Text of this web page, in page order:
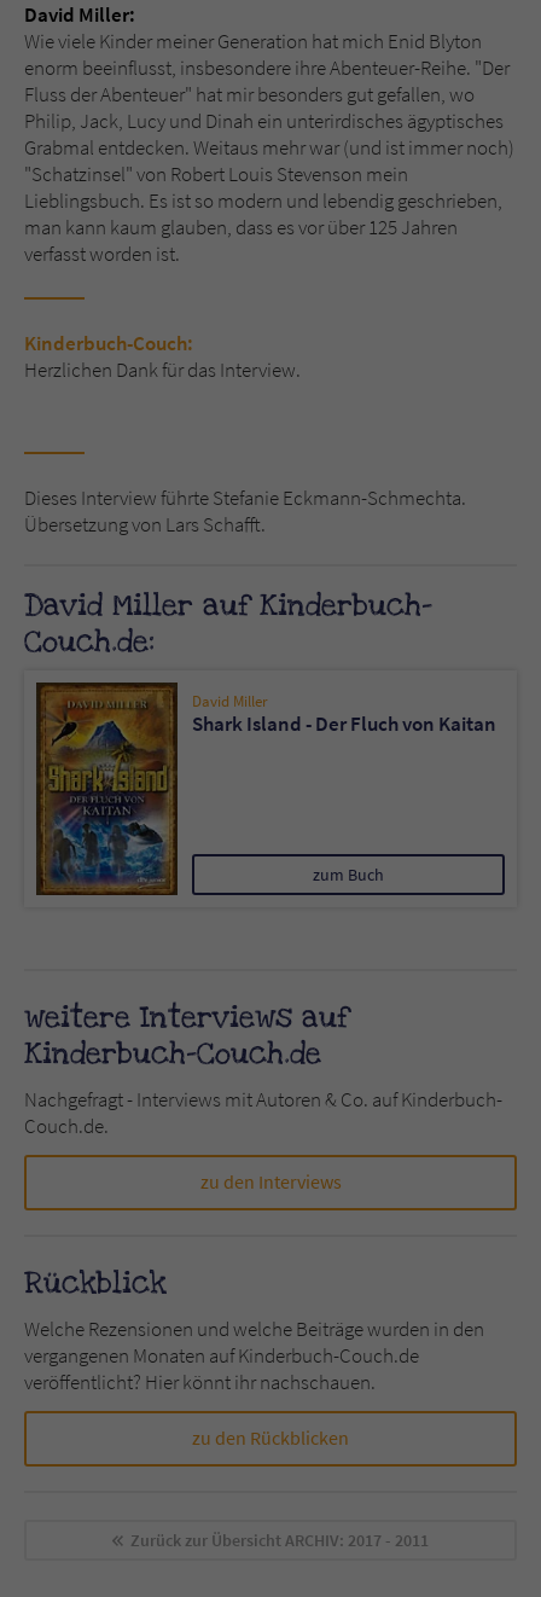
David Miller:
Wie viele Kinder meiner Generation hat mich Enid Blyton
enorm beeinflusst, insbesondere ihre Abenteuer-Reihe. "Der
Fluss der Abenteuer" hat mir besonders gut gefallen, wo
Philip, Jack, Lucy und Dinah ein unterirdisches ägyptisches
Grabmal entdecken. Weitaus mehr war (und ist immer noch)
"Schatzinsel" von Robert Louis Stevenson mein
Lieblingsbuch. Es ist so modern und lebendig geschrieben,
man kann kaum glauben, dass es vor über 125 Jahren
verfasst worden ist.
Kinderbuch-Couch:
Herzlichen Dank für das Interview.
Dieses Interview führte Stefanie Eckmann-Schmechta.
Übersetzung von Lars Schafft.
David Miller auf Kinderbuch-
Couch.de:
David Miller
Shark Island - Der Fluch von Kaitan
zum Buch
weitere Interviews auf
Kinderbuch-Couch.de
Nachgefragt - Interviews mit Autoren & Co. auf Kinderbuch-
Couch.de.
zu den Interviews
Rückblick
Welche Rezensionen und welche Beiträge wurden in den
vergangenen Monaten auf Kinderbuch-Couch.de
veröffentlicht? Hier könnt ihr nachschauen.
zu den Rückblicken
Zurück zur ÜbersichtARCHIV: 2017 - 2011